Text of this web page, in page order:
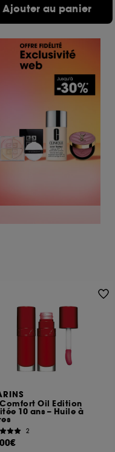
Ajouter au panier
Oil Edition
10 ans – Huile à
2